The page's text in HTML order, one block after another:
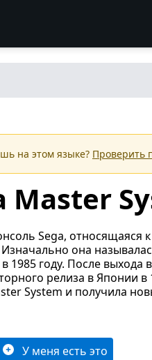
на этом языке? Проверить
Master
Sega, относящаяся
она
году. После выхода
релиза в Японии в
System и получила
У меня есть это